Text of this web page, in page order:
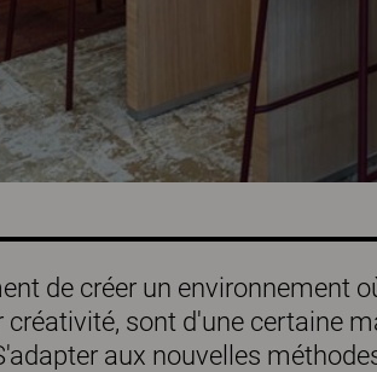
de créer un environnement
sont d'une certaine
aux nouvelles